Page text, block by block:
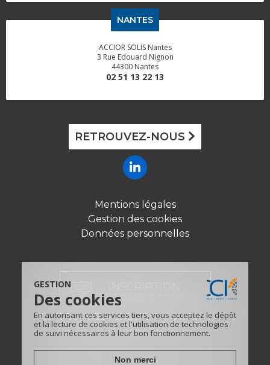
NANTES
ACCIOR SOLIS Nantes
3 Rue Edouard Nignon
44300 Nantes
02 51 13 22 13
RETROUVEZ-NOUS
Mentions légales
Gestion des cookies
Données personnelles
NEWSLETTER
CONTACT
GESTION
Des cookies
En autorisant ces services tiers, vous acceptez le dépôt
et la lecture de cookies et l'utilisation de technologies
de suivi nécessaires à leur bon fonctionnement.
Non merci